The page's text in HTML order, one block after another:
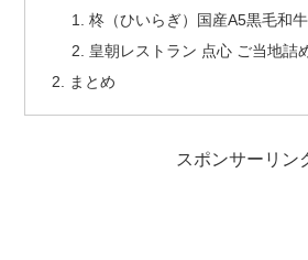
柊（ひいらぎ）国産A5黒毛和
皇朝レストラン 点心 ご当地詰
まとめ
スポンサーリン